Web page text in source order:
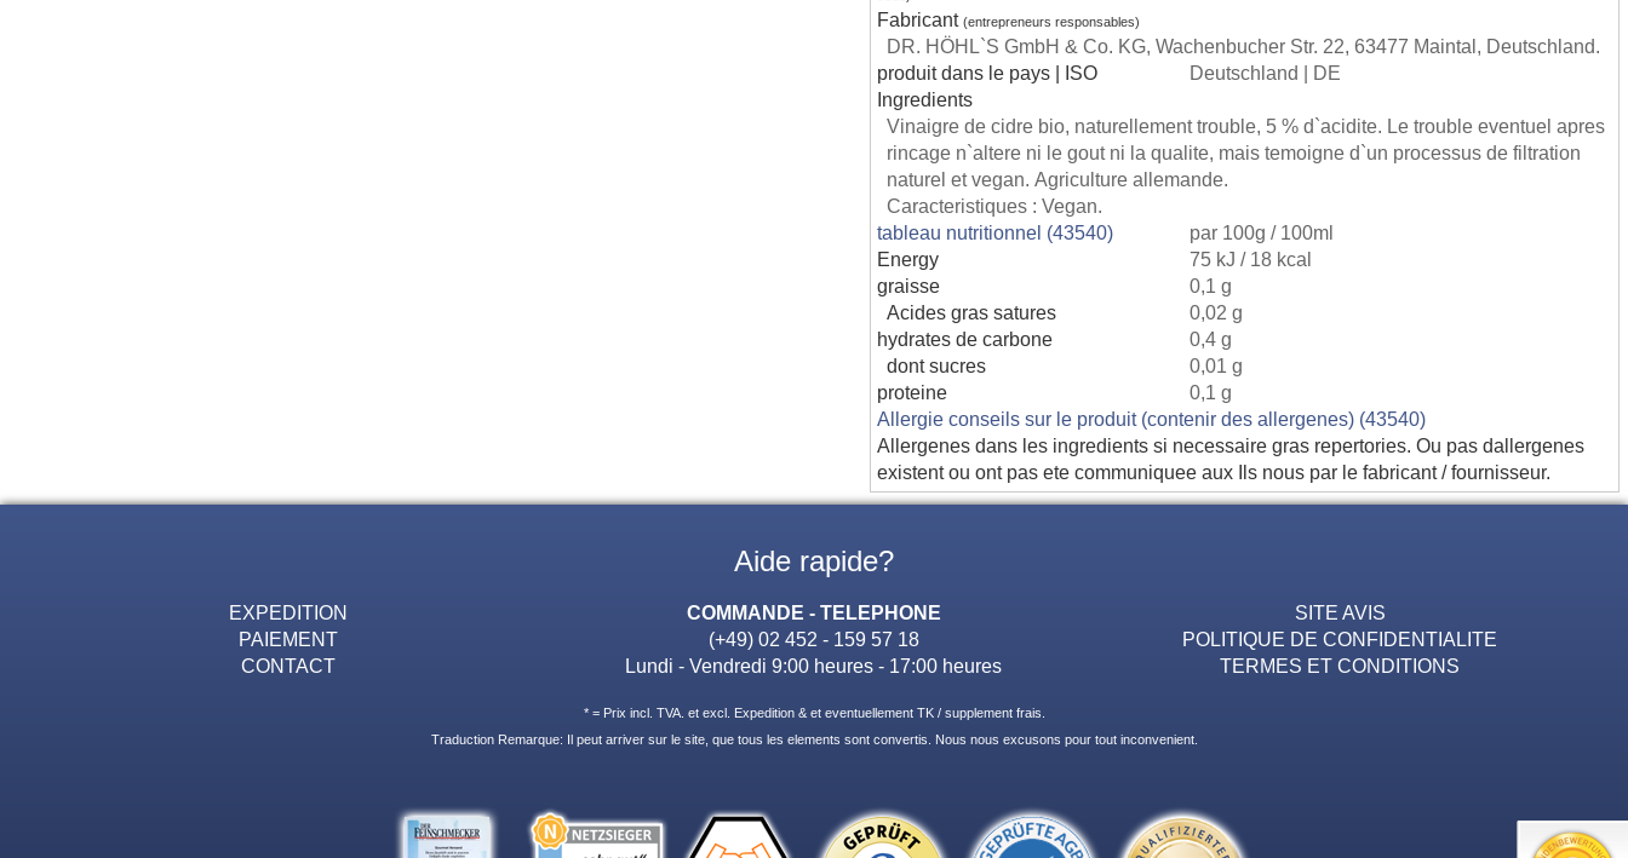
Fabricant(entrepreneurs responsables)
DR. HÖHL`S GmbH & Co. KG, Wachenbucher Str. 22, 63477 Maintal, Deutschland.
produit dans le pays | ISO
Deutschland | DE
Ingredients
Vinaigre de cidre bio, naturellement trouble, 5 % d`acidite. Le trouble eventuel apres
rincage n`altere ni le gout ni la qualite, mais temoigne d`un processus de filtration
naturel et vegan. Agriculture allemande.
Caracteristiques : Vegan.
tableau nutritionnel (43540)
par 100g / 100ml
Energy
75 kJ / 18 kcal
graisse
0,1 g
Acides gras satures
0,02 g
hydrates de carbone
0,4 g
dont sucres
0,01 g
proteine
0,1 g
Allergie conseils sur le produit (contenir des allergenes) (43540)
Allergenes dans les ingredients si necessaire gras repertories. Ou pas dallergenes
existent ou ont pas ete communiquee aux Ils nous par le fabricant / fournisseur.
Aide rapide?
EXPEDITION
PAIEMENT
CONTACT
COMMANDE - TELEPHONE
(+49) 02 452 - 159 57 18
Lundi - Vendredi 9:00 heures - 17:00 heures
SITE AVIS
POLITIQUE DE CONFIDENTIALITE
TERMES ET CONDITIONS
* = Prix incl. TVA. et excl. Expedition & et eventuellement TK / supplement frais.
Traduction Remarque: Il peut arriver sur le site, que tous les elements sont convertis. Nous nous excusons pour tout inconvenient.